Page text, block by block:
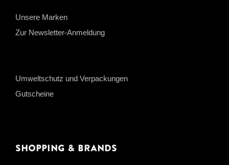
Unsere Marken
Zur Newsletter-Anmeldung
Umweltschutz und Verpackungen
Gutscheine
Shopping & Brands